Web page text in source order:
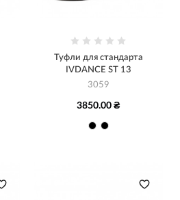
Туфли для стандарта
IVDANCE ST 13
3059
3850.00 ₴